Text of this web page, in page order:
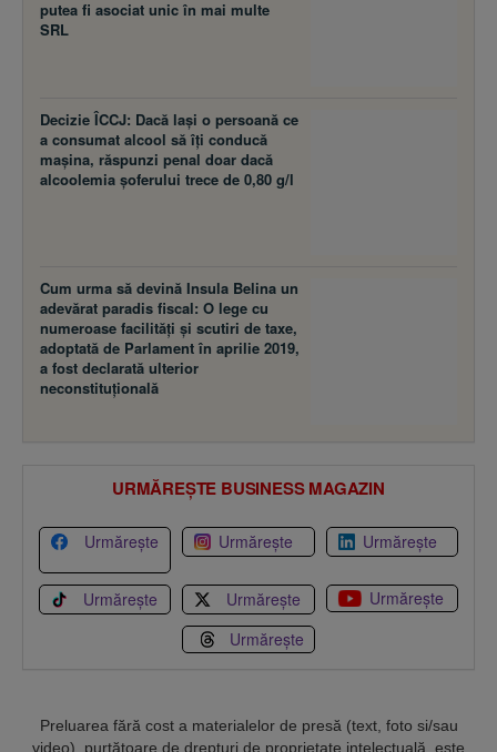
putea fi asociat unic în mai multe
SRL
Decizie ÎCCJ: Dacă laşi o persoană ce
a consumat alcool să îţi conducă
maşina, răspunzi penal doar dacă
alcoolemia şoferului trece de 0,80 g/l
Cum urma să devină Insula Belina un
adevărat paradis fiscal: O lege cu
numeroase facilităţi şi scutiri de taxe,
adoptată de Parlament în aprilie 2019,
a fost declarată ulterior
neconstituţională
URMĂREȘTE BUSINESS MAGAZIN
Urmărește Urmărește Urmărește
Urmărește Urmărește
Urmărește
Urmărește
Preluarea fără cost a materialelor de presă (text, foto si/sau
video), purtătoare de drepturi de proprietate intelectuală, este